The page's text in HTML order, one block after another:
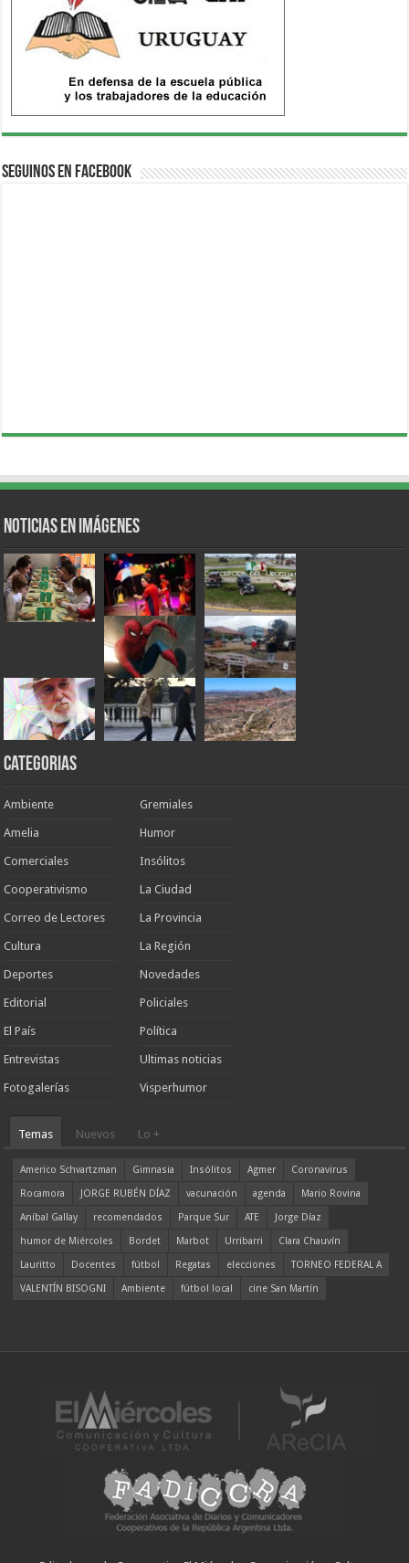
Seguinos en Facebook
Noticias en Imágenes
Categorias
Ambiente
Amelia
Comerciales
Cooperativismo
Correo de Lectores
Cultura
Deportes
Editorial
El País
Entrevistas
Fotogalerías
Gremiales
Humor
Insólitos
La Ciudad
La Provincia
La Región
Novedades
Policiales
Política
Ultimas noticias
Visperhumor
Temas Nuevos Lo +
Americo Schvartzman Gimnasia Insólitos Agmer
Coronavirus
Rocamora
JORGE RUBÉN DÍAZ vacunación agenda
Mario Rovina
Aníbal Gallay
recomendados Parque Sur ATE
Jorge Díaz
humor de Miércoles
Bordet Marbot Urribarri
Clara Chauvín
Lauritto
Docentes fútbol Regatas elecciones
TORNEO FEDERAL A
VALENTÍN BISOGNI
Ambiente fútbol local cine San Martín